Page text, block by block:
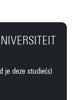
je deze studie(s)